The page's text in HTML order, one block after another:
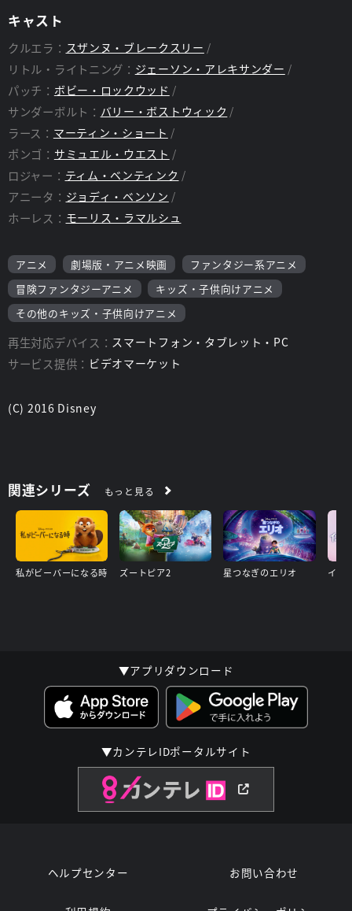
キャスト
クルエラ： スザンヌ・ブレークスリー
リトル・ライトニング： ジェーソン・アレキサンダー
パッチ： ボビー・ロックウッド
サンダーボルト： バリー・ボストウィック
ラース： マーティン・ショート
ポンゴ： サミュエル・ウエスト
ロジャー： ティム・ベンティンク
アニータ： ジョディ・ベンソン
ホーレス： モーリス・ラマルシュ
アニメ 劇場版・アニメ映画
ファンタジー系アニメ
冒険ファンタジーアニメ
キッズ・子供向けアニメ
その他のキッズ・子供向けアニメ
再生対応デバイス： スマートフォン・タブレット・PC
サービス提供： ビデオマーケット
(C) 2016 Disney
関連シリーズ もっと見る
私がビーバーになる時 ズートピア2 星つなぎのエリオ イン
▼アプリダウンロード
▼カンテレIDポータルサイト
ヘルプセンター お問い合わせ